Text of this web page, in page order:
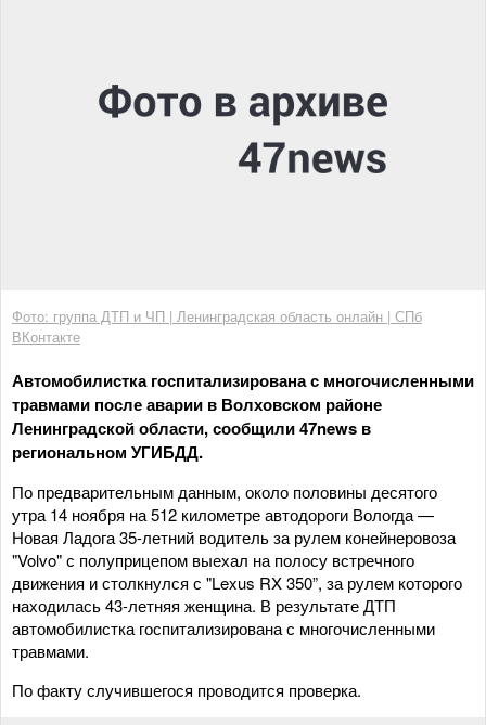
Фото: группа ДТП и ЧП | Ленинградская область онлайн | СПб
ВКонтакте
Автомобилистка госпитализирована с многочисленными
травмами после аварии в Волховском районе
Ленинградской области, сообщили 47news в
региональном УГИБДД.
По предварительным данным, около половины десятого
утра 14 ноября на 512 километре автодороги Вологда —
Новая Ладога 35-летний водитель за рулем конейнеровоза
"Volvo" с полуприцепом выехал на полосу встречного
движения и столкнулся с "Lexus RX 350”, за рулем которого
находилась 43-летняя женщина. В результате ДТП
автомобилистка госпитализирована с многочисленными
травмами.
По факту случившегося проводится проверка.